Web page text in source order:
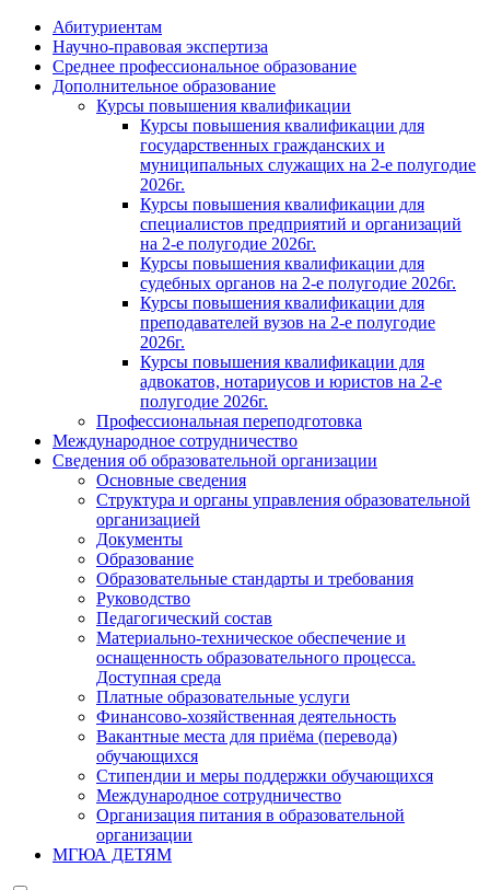
Абитуриентам
Научно-правовая экспертиза
Cреднее профессиональное образование
Дополнительное образование
Курсы повышения квалификации
Курсы повышения квалификации для
государственных гражданских и
муниципальных служащих на 2-е полугодие
2026г.
Курсы повышения квалификации для
специалистов предприятий и организаций
на 2-е полугодие 2026г.
Курсы повышения квалификации для
судебных органов на 2-е полугодие 2026г.
Курсы повышения квалификации для
преподавателей вузов на 2-е полугодие
2026г.
Курсы повышения квалификации для
адвокатов, нотариусов и юристов на 2-е
полугодие 2026г.
Профессиональная переподготовка
Международное сотрудничество
Сведения об образовательной организации
Основные сведения
Структура и органы управления образовательной
организацией
Документы
Образование
Образовательные стандарты и требования
Руководство
Педагогический состав
Материально-техническое обеспечение и
оснащенность образовательного процесса.
Доступная среда
Платные образовательные услуги
Финансово-хозяйственная деятельность
Вакантные места для приёма (перевода)
обучающихся
Стипендии и меры поддержки обучающихся
Международное сотрудничество
Организация питания в образовательной
организации
МГЮА ДЕТЯМ